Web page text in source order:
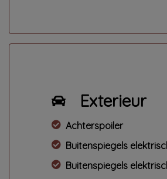
Exterieur
Achterspoiler
Buitenspiegels
Buitenspiegels